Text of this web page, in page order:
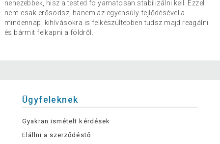
nehezebbek, hisz a tested folyamatosan stabilizálni kell. Ezzel
nem csak erősödsz, hanem az egyensúly fejlődésével a
mindennapi kihívásokra is felkészültebben tudsz majd reagálni
és bármit felkapni a földről.
Ügyfeleknek
Gyakran ismételt kérdések
Elállni a szerződéstő